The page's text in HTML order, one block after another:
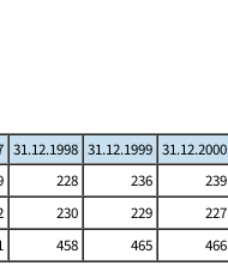
31.12.1998 31.12.1999 31.12.2000
228 236 239
230 229 227
458 465 466